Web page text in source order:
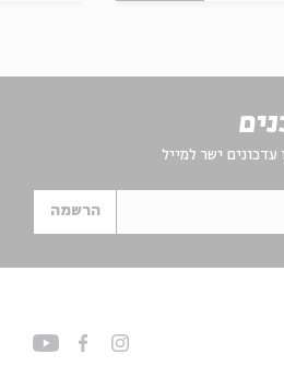
עדכונים ישר למייל
הרשמה